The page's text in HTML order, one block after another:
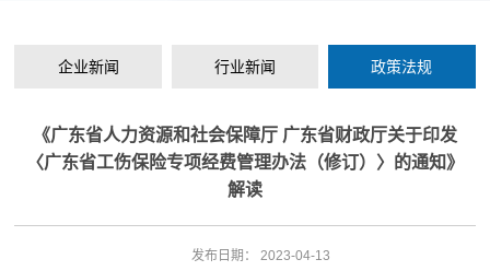
企业新闻 行业新闻 政策法规
《广东省人力资源和社会保障厅 广东省财政厅关于印发
〈广东省工伤保险专项经费管理办法（修订）〉的通知》
解读
发布日期： 2023-04-13